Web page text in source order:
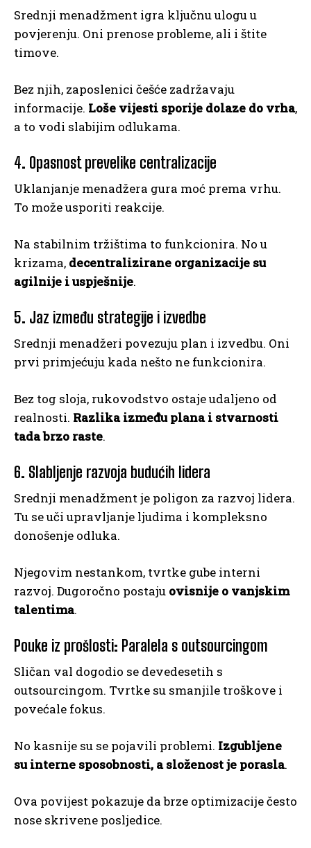
Srednji menadžment igra ključnu ulogu u
povjerenju. Oni prenose probleme, ali i štite
timove.
Bez njih, zaposlenici češće zadržavaju
informacije. Loše vijesti sporije dolaze do vrha,
a to vodi slabijim odlukama.
4. Opasnost prevelike centralizacije
Uklanjanje menadžera gura moć prema vrhu.
To može usporiti reakcije.
Na stabilnim tržištima to funkcionira. No u
krizama, decentralizirane organizacije su
agilnije i uspješnije.
5. Jaz između strategije i izvedbe
Srednji menadžeri povezuju plan i izvedbu. Oni
prvi primjećuju kada nešto ne funkcionira.
Bez tog sloja, rukovodstvo ostaje udaljeno od
realnosti. Razlika između plana i stvarnosti
tada brzo raste.
6. Slabljenje razvoja budućih lidera
Srednji menadžment je poligon za razvoj lidera.
Tu se uči upravljanje ljudima i kompleksno
donošenje odluka.
Njegovim nestankom, tvrtke gube interni
razvoj. Dugoročno postaju ovisnije o vanjskim
talentima.
Pouke iz prošlosti: Paralela s outsourcingom
Sličan val dogodio se devedesetih s
outsourcingom. Tvrtke su smanjile troškove i
povećale fokus.
No kasnije su se pojavili problemi. Izgubljene
su interne sposobnosti, a složenost je porasla.
Ova povijest pokazuje da brze optimizacije često
nose skrivene posljedice.